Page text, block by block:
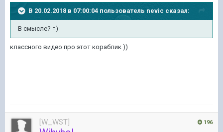
В 20.02.2018 в 07:00:04 пользователь nevic сказал:
В смысле? =)
классного видео про этот кораблик ))
196
[W_WST]